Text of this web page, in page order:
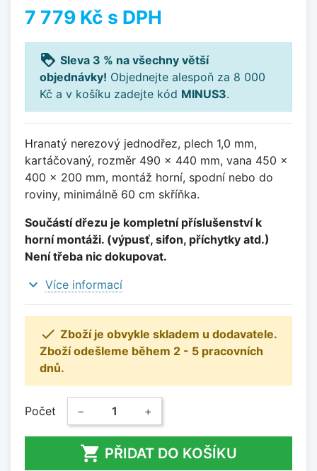
7 779 Kč s DPH
loyalty Sleva 3 % na všechny větší
objednávky! Objednejte alespoň za 8 000
Kč a v košíku zadejte kód MINUS3.
Hranatý nerezový jednodřez, plech 1,0 mm,
kartáčovaný, rozměr 490 x 440 mm, vana 450 x
400 x 200 mm, montáž horní, spodní nebo do
roviny, minimálně 60 cm skříňka.
Součástí dřezu je kompletní příslušenství k
horní montáži. (výpusť, sifon, příchytky atd.)
Není třeba nic dokupovat.
expand_more Více informací
 Zboží je obvykle skladem u dodavatele.
Zboží odešleme během 2 - 5 pracovních
dnů.
Počet − +
 PŘIDAT DO KOŠÍKU